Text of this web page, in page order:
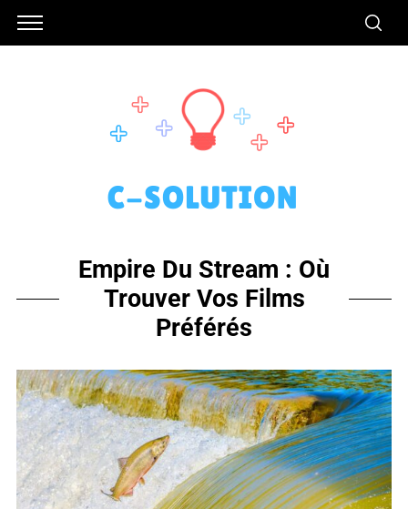
Empire Du Stream : Où
Trouver Vos Films
Préférés